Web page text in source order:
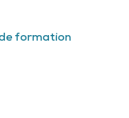
formation